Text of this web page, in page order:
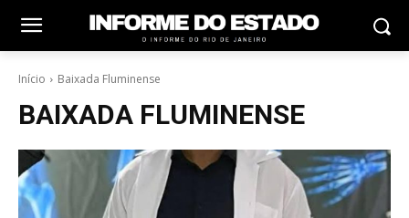
Início Baixada Fluminense
BAIXADA FLUMINENSE